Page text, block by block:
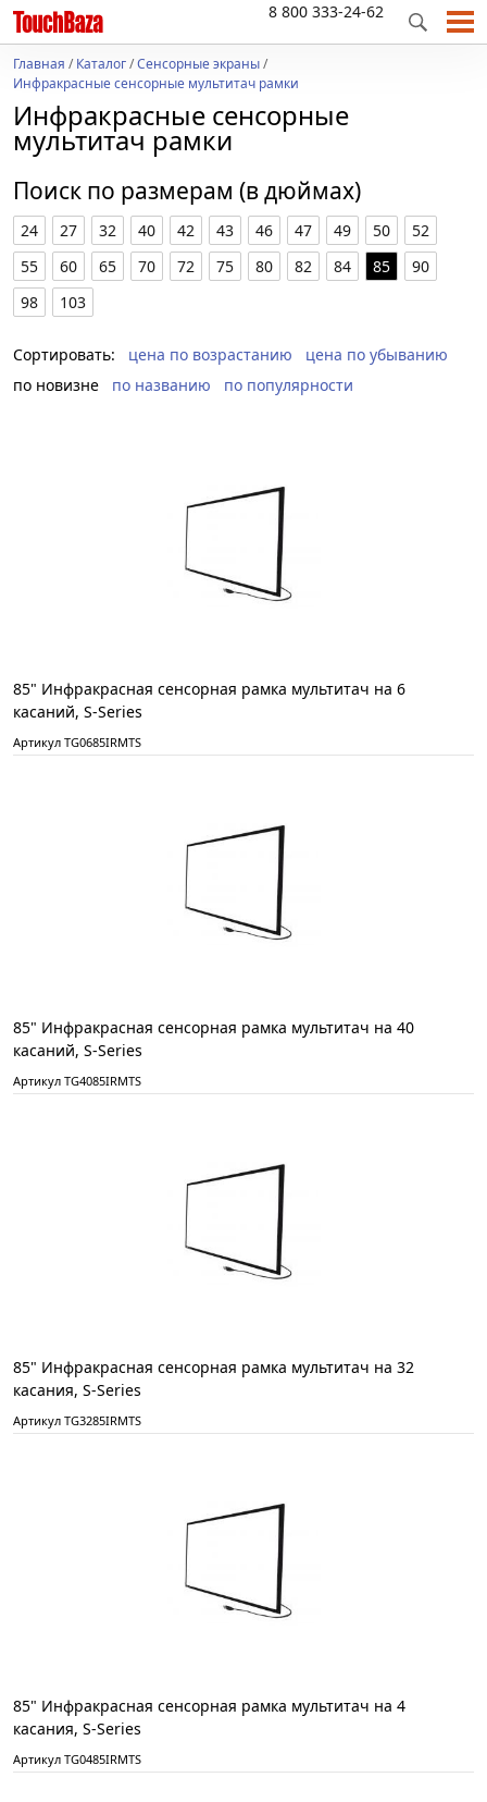
8 800 333-24-62
Главная /Каталог/Сенсорные экраны/
Инфракрасные сенсорные мультитач рамки
Инфракрасные сенсорные
мультитач рамки
Поиск по размерам (в дюймах)
24 27 32 40 42 43 46 47 49 50
52
55
60 65 70 72 75 80 82 84 85
90
98
103
Сортировать: цена по возрастанию
цена по убыванию
по новизне
по названию по популярности
85" Инфракрасная сенсорная рамка мультитач на 6
касаний, S-Series
Артикул TG0685IRMTS
85" Инфракрасная сенсорная рамка мультитач на 40
касаний, S-Series
Артикул TG4085IRMTS
85" Инфракрасная сенсорная рамка мультитач на 32
касания, S-Series
Артикул TG3285IRMTS
85" Инфракрасная сенсорная рамка мультитач на 4
касания, S-Series
Артикул TG0485IRMTS